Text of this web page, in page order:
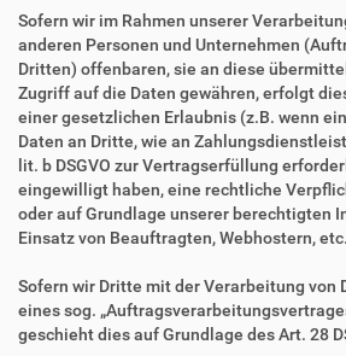
Sofern wir im Rahmen unserer
anderen Personen und Unternehmen
Dritten) offenbaren, sie an diese
Zugriff auf die Daten gewähren, erfolgt
einer gesetzlichen Erlaubnis (z.B. wenn
Daten an Dritte, wie an
lit. b DSGVO zur Vertragserfüllung
eingewilligt haben, eine rechtliche
oder auf Grundlage unserer berechtigten
Einsatz von Beauftragten, Webhostern,
Sofern wir Dritte mit der Verarbeitung von
eines sog.
geschieht dies auf Grundlage des Art. 28